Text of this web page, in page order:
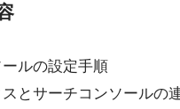
ルの設定手順
とサーチコンソールの